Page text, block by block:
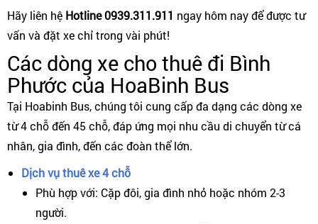
Hãy liên hệ Hotline 0939.311.911 ngay hôm nay để được tư
vấn và đặt xe chỉ trong vài phút!
Các dòng xe cho thuê đi Bình
Phước của HoaBinh Bus
Tại Hoabinh Bus, chúng tôi cung cấp đa dạng các dòng xe
từ 4 chỗ đến 45 chỗ, đáp ứng mọi nhu cầu di chuyển từ cá
nhân, gia đình, đến các đoàn thể lớn.
Dịch vụ thuê xe 4 chỗ
Phù hợp với: Cặp đôi, gia đình nhỏ hoặc nhóm 2-3
người.